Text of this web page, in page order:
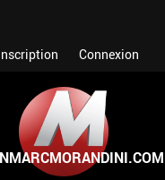
Connexion